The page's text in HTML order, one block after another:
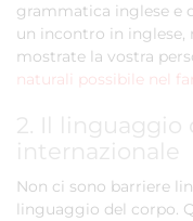
grammatica inglese e
un incontro in inglese,
mostrate la vostra
naturali possibile nel
2. Il linguaggio
internazionale
Non ci sono barriere
linguaggio del corpo.